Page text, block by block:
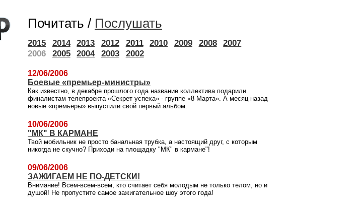
Почитать / Послушать
2015 2014 2013 2012 2011 2010 2009 2008
2007
2006
2005 2004 2003 2002
12/06/2006
Боевые «премьер-министры»
Как известно, в декабре npoшлого года название коллектива подарили
финалистам телепроекта «Секрет успеха» - группе «8 Марта». А месяц назад
новые «премьеры» выпустили свой первый альбом.
10/06/2006
"МК" В КАРМАНЕ
Твой мобильник не просто банальная трубка, а настоящий друг, с которым
никогда не скучно? Приходи на площадку "МК" в кармане"!
09/06/2006
ЗАЖИГАЕМ НЕ ПО-ДЕТСКИ!
Внимание! Всем-всем-всем, кто считает себя молодым не только телом, но и
душой! Не пропустите самое зажигательное шоу этого года!